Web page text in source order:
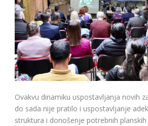
Ovakvu dinamiku uspostavljanja novih
do sada nije pratilo i uspostavljanje
struktura i donošenje potrebnih